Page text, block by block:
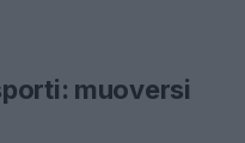
muoversi